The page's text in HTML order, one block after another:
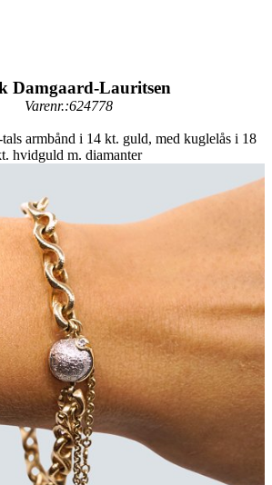
Damgaard-Lauritsen
Varenr.:624778
armbånd i 14 kt. guld, med kuglelås i 18
hvidguld m. diamanter